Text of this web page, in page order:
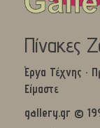
Πίνακες
Έργα Τέχνης ·
Είμαστε
gallery.gr ©